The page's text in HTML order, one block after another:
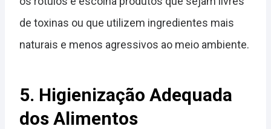
de toxinas ou que utilizem ingredientes mais
naturais e menos agressivos ao meio ambiente.
5. Higienização Adequada
dos Alimentos